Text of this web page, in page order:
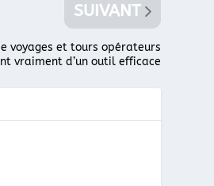
SUIVANT
voyages et tours opérateurs
vraiment d’un outil efficace